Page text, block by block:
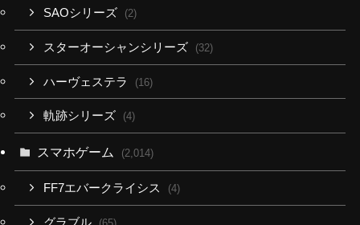
SAOシリーズ (2)
スターオーシャンシリーズ (32)
ハーヴェステラ (16)
軌跡シリーズ (4)
スマホゲーム (2,014)
FF7エバークライシス (4)